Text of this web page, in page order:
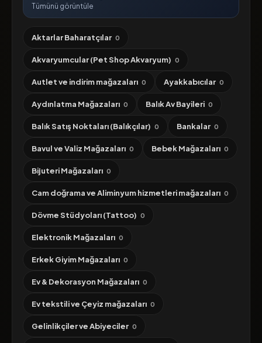
Tümünü görüntüle
Aktarlar Baharatçılar 0
Akvaryumcular (Pet Shop Akvaryum) 0
Autlet ve indirim mağazaları 0 Ayakkabıcılar 0
Aydınlatma Mağazaları 0 Balık Av Bayileri 0
Balık Satış Noktaları (Balıkçılar) 0 Bankalar 0
Bavul ve Valiz Mağazaları 0 Bebek Mağazaları 0
Bijuteri Mağazaları 0
Cam doğrama ve Aliminyum hizmetleri mağazaları 0
Dövme Stüdyoları (Tattoo) 0
Elektronik Mağazaları 0
Erkek Giyim Mağazaları 0
Ev & Dekorasyon Mağazaları 0
Ev tekstili ve Çeyiz mağazaları 0
Gelinlikçiler ve Abiyeciler 0